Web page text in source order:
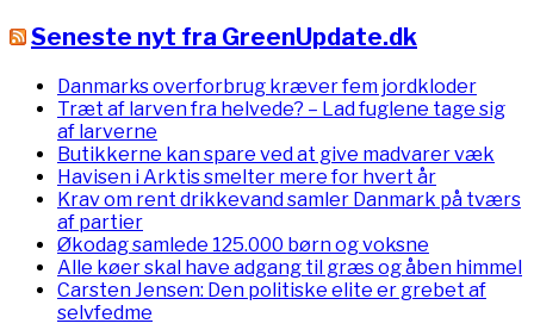
Seneste nyt fra GreenUpdate.dk
Danmarks overforbrug kræver fem jordkloder
Træt af larven fra helvede? – Lad fuglene tage sig
af larverne
Butikkerne kan spare ved at give madvarer væk
Havisen i Arktis smelter mere for hvert år
Krav om rent drikkevand samler Danmark på tværs
af partier
Økodag samlede 125.000 børn og voksne
Alle køer skal have adgang til græs og åben himmel
Carsten Jensen: Den politiske elite er grebet af
selvfedme